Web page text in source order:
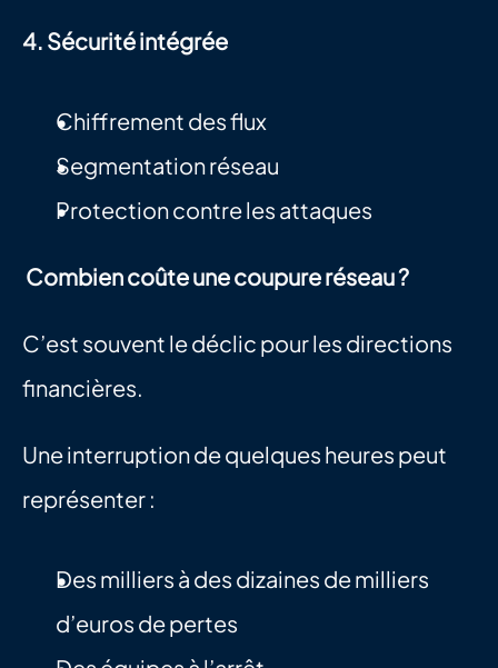
4. Sécurité intégrée
Chiffrement des flux
Segmentation réseau
Protection contre les attaques
Combien coûte une coupure réseau ?
C’est souvent le déclic pour les directions
financières.
Une interruption de quelques heures peut
représenter :
Des milliers à des dizaines de milliers
d’euros de pertes